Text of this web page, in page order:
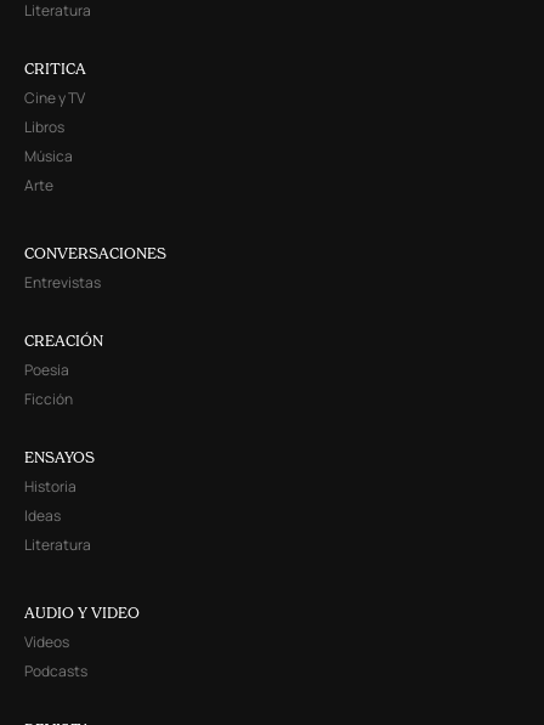
Literatura
CRITICA
Cine y TV
Libros
Música
Arte
CONVERSACIONES
Entrevistas
CREACIÓN
Poesía
Ficción
ENSAYOS
Historia
Ideas
Literatura
AUDIO Y VIDEO
Videos
Podcasts